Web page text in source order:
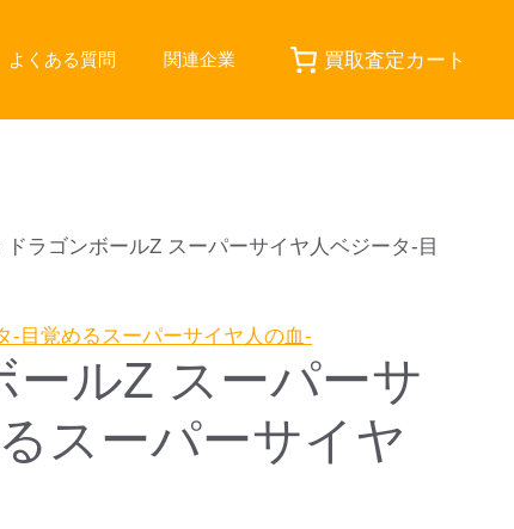
よくある質問 関連企業 買取査定カート
ラゴンボールZ スーパーサイヤ人ベジータ-目
ールZ スーパーサ
スーパーサイヤ